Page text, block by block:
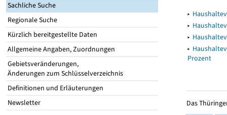
Sachliche Suche
Regionale Suche
Kürzlich bereitgestellte Daten
Allgemeine Angaben, Zuordnungen
Gebietsveränderungen,
Änderungen zum Schlüsselverzeichnis
Definitionen und Erläuterungen
Newsletter
▸
▸
▸
▸
Prozent
Das